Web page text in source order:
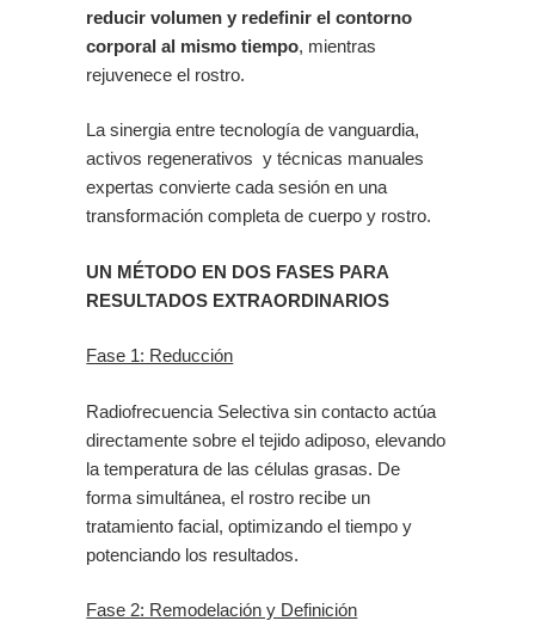
reducir volumen y redefinir el contorno
corporal al mismo tiempo, mientras
rejuvenece el rostro.
La sinergia entre tecnología de vanguardia,
activos regenerativos y técnicas manuales
expertas convierte cada sesión en una
transformación completa de cuerpo y rostro.
UN MÉTODO EN DOS FASES PARA
RESULTADOS EXTRAORDINARIOS
Fase 1: Reducción
Radiofrecuencia Selectiva sin contacto actúa
directamente sobre el tejido adiposo, elevando
la temperatura de las células grasas. De
forma simultánea, el rostro recibe un
tratamiento facial, optimizando el tiempo y
potenciando los resultados.
Fase 2: Remodelación y Definición